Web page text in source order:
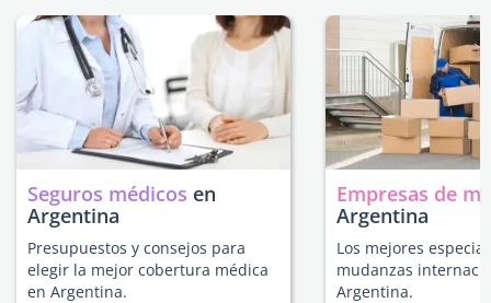
Seguros médicos en
Argentina
Presupuestos y consejos para
elegir la mejor cobertura médica
en Argentina.
Empresas de
Argentina
Los mejores
mudanzas
Argentina.